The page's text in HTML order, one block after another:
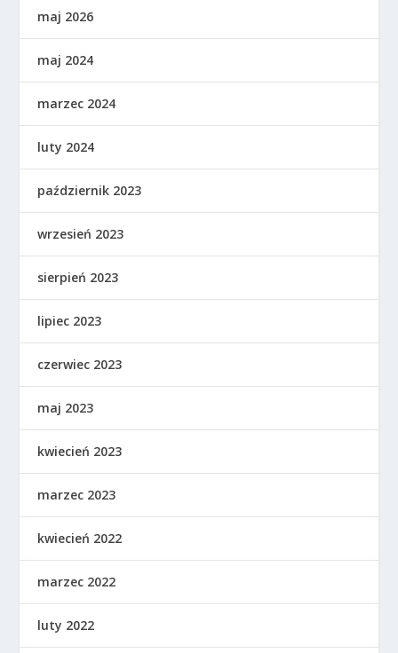
maj 2026
maj 2024
marzec 2024
luty 2024
październik 2023
wrzesień 2023
sierpień 2023
lipiec 2023
czerwiec 2023
maj 2023
kwiecień 2023
marzec 2023
kwiecień 2022
marzec 2022
luty 2022